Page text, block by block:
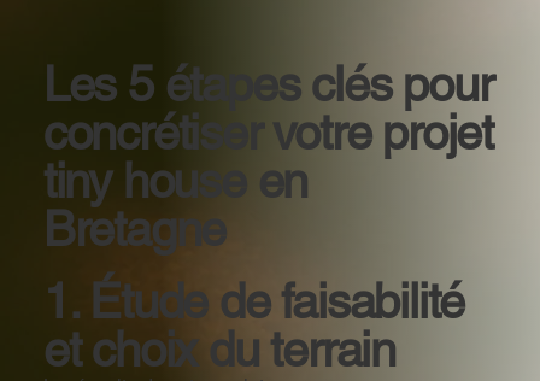
Les 5 étapes clés pour
concrétiser votre projet
tiny house en
Bretagne
1. Étude de faisabilité
et choix du terrain